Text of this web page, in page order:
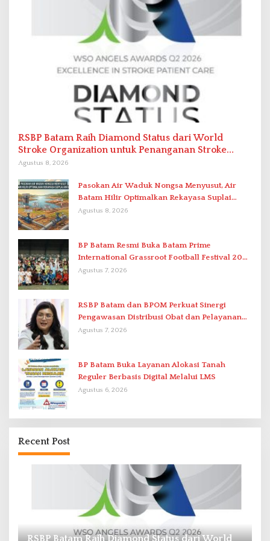
RSBP Batam Raih Diamond Status dari World
Stroke Organization untuk Penanganan Stroke
Berstandar Internasional
Agustus 8, 2026
Pasokan Air Waduk Nongsa Menyusut, Air
Batam Hilir Optimalkan Rekayasa Suplai
Antar-IPAM
Agustus 8, 2026
BP Batam Resmi Buka Batam Prime
International Grassroot Football Festival 2026
di Stadion Temenggung Abdul Jamal
Agustus 7, 2026
RSBP Batam dan BPOM Perkuat Sinergi
Pengawasan Distribusi Obat dan Pelayanan
Kefarmasian
Agustus 7, 2026
BP Batam Buka Layanan Alokasi Tanah
Reguler Berbasis Digital Melalui LMS
Agustus 6, 2026
Recent Post
RSBP Batam Raih Diamond Status dari World